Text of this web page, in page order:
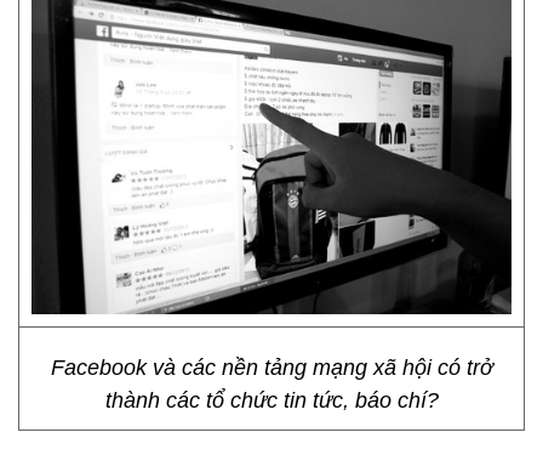
Facebook và các nền tảng mạng xã hội có trở
thành các tổ chức tin tức, báo chí?